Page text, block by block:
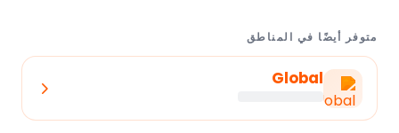
متوفر أيضًا في المناطق
Global